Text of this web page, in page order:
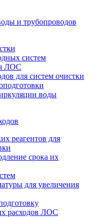
и трубопроводов
систем
ЛОС
для систем очистки
воды
реагентов для
срока их
для увеличения
расходов ЛОС